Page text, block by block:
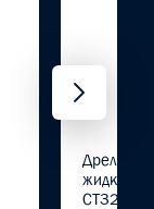
Дрель
CT32035